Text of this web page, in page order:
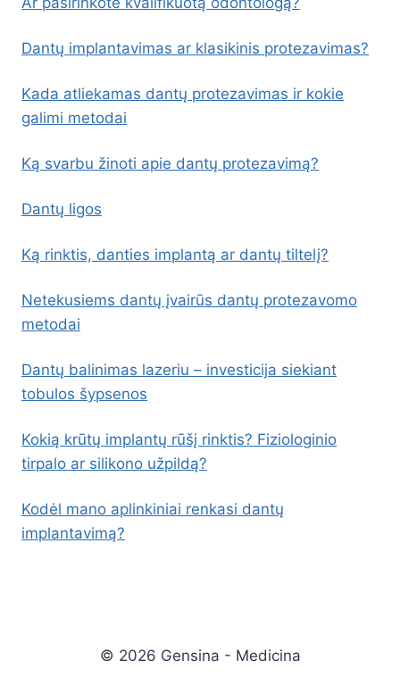
Dantų implantavimas ar klasikinis protezavimas?
Kada atliekamas dantų protezavimas ir kokie
galimi metodai
Ką svarbu žinoti apie dantų protezavimą?
Dantų ligos
Ką rinktis, danties implantą ar dantų tiltelį?
Netekusiems dantų įvairūs dantų protezavomo
metodai
Dantų balinimas lazeriu – investicija siekiant
tobulos šypsenos
Kokią krūtų implantų rūšį rinktis? Fiziologinio
tirpalo ar silikono užpildą?
Kodėl mano aplinkiniai renkasi dantų
implantavimą?
© 2026 Gensina - Medicina